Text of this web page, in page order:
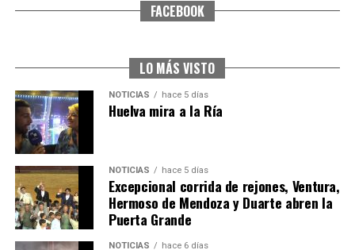
SEXTA CORRIDA DE LAS FIESTAS COLOMBINAS
6º DÍA DE LAS FIESTAS COLOMBINAS 2026
FACEBOOK
LO MÁS VISTO
NOTICIAS hace 5 días
Huelva mira a la Ría
NOTICIAS hace 5 días
Excepcional corrida de rejones, Ventura,
Hermoso de Mendoza y Duarte abren la
Puerta Grande
NOTICIAS hace 6 días